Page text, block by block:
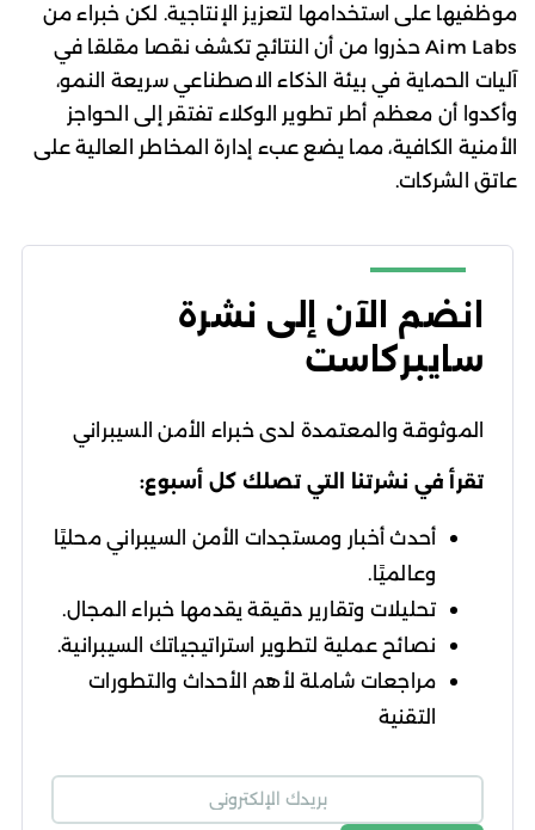
موظفيها على استخدامها لتعزيز الإنتاجية. لكن خبراء من
Aim Labs حذروا من أن النتائج تكشف نقصا مقلقا في
آليات الحماية في بيئة الذكاء الاصطناعي سريعة النمو،
وأكدوا أن معظم أطر تطوير الوكلاء تفتقر إلى الحواجز
الأمنية الكافية، مما يضع عبء إدارة المخاطر العالية على
عاتق الشركات.
انضم الآن إلى نشرة
سايبركاست
الموثوقة والمعتمدة لدى خبراء الأمن السيبراني
تقرأ في نشرتنا التي تصلك كل أسبوع:
أحدث أخبار ومستجدات الأمن السيبراني محليًا
وعالميًا.
تحليلات وتقارير دقيقة يقدمها خبراء المجال.
نصائح عملية لتطوير استراتيجياتك السيبرانية.
مراجعات شاملة لأهم الأحداث والتطورات
التقنية